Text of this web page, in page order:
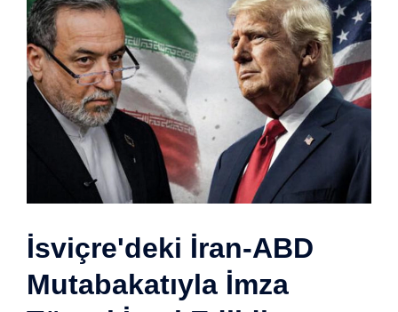
İsviçre'deki İran-ABD
Mutabakatıyla İmza